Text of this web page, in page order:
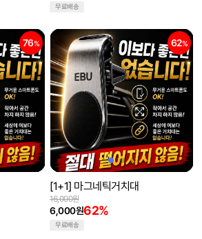
무료배송
76% 62%
[1+1] 마그네틱거치대
6,000원62%
16,000원
무료배송